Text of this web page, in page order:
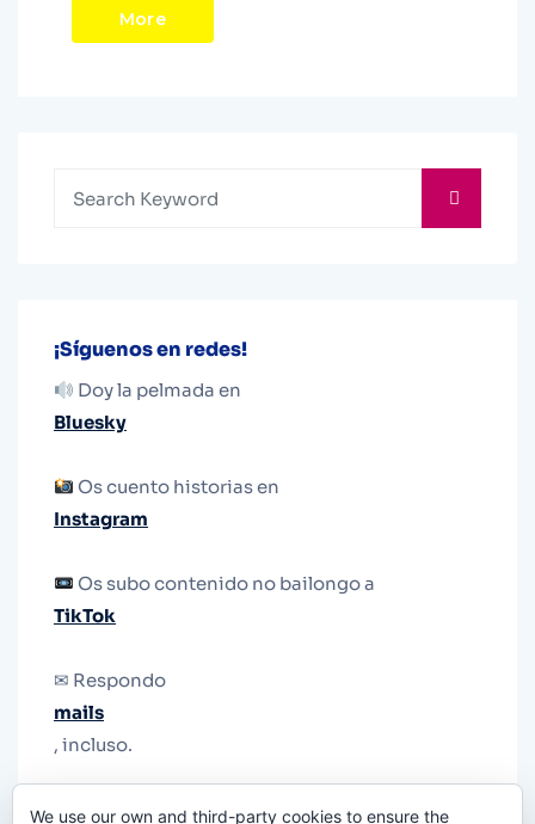
More
¡Síguenos en redes!
Doy la pelmada en
Bluesky
Os cuento historias en
Instagram
Os subo contenido no bailongo a
TikTok
✉ Respondo
mails
, incluso.
We use our own and third-party cookies to ensure the